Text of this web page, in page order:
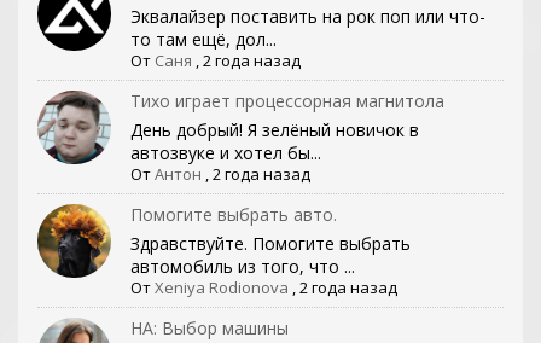
Эквалайзер поставить на рок поп или что-
то там ещё, дол...
От Саня ,2 года назад
Тихо играет процессорная магнитола
День добрый! Я зелёный новичок в
автозвуке и хотел бы...
ОтАнтон ,2 года назад
Помогите выбрать авто.
Здравствуйте. Помогите выбрать
автомобиль из того, что ...
ОтXeniya Rodionova ,2 года назад
НА: Выбор машины